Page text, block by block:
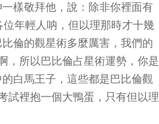
樣敬拜他，說：除非你裡面有
年輕人呐，但以理那時才十幾
倫的觀星術多麼厲害，我們的
，所以巴比倫占星術運勢，你是
白馬王子，這些都是巴比倫觀
試裡抱一個大鴨蛋，只有但以理